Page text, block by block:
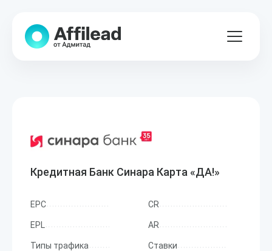
Кредитная Банк Синара Карта «ДА!»
EPC CR
EPL AR
Типы трафика Ставки